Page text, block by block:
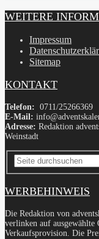
WEITERE
Impressum
Sitemap
KONTAKT
Telefon: 0711/25266369
E-Mail:
Adresse: Redaktion
Weinstadt
WERBEHINWEIS
Die Redaktion von
verlinken auf ausgewählte
Verkaufsprovision. Die